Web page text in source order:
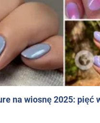
na wiosnę 2025: pięć